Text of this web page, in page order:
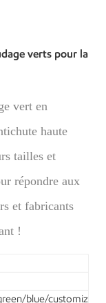
verts pour la
vert en
haute
tailles et
répondre aux
et fabricants
!
blue/